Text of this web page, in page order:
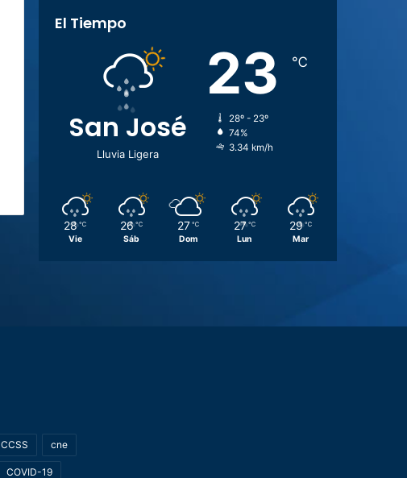
El Tiempo
San José
Lluvia Ligera
23 ℃
28º - 23º
74%
3.34 km/h
28 ℃
Vie
26 ℃
Sáb
27 ℃
Dom
27 ℃
Lun
29 ℃
Mar
CCSS cne
COVID-19